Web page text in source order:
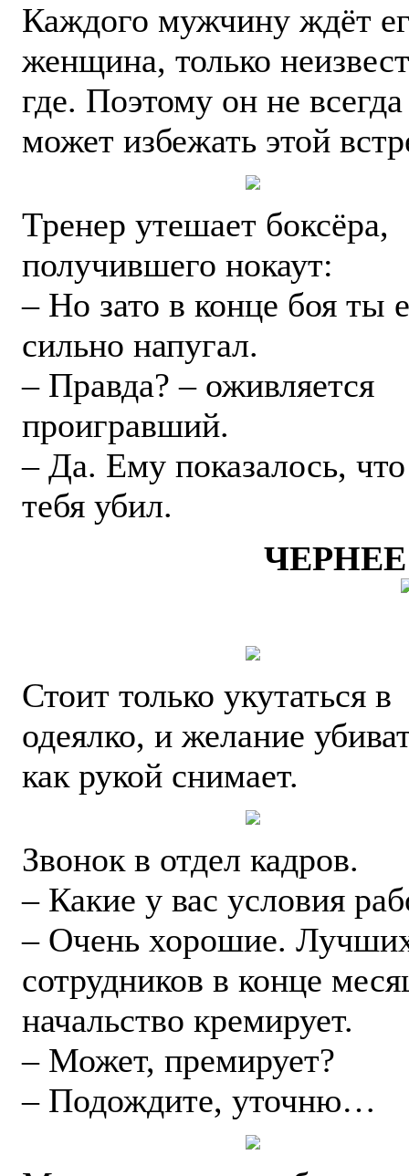
Каждого мужчину ждёт
женщина, только
где. Поэтому он не всегда
может избежать этой
Тренер утешает боксёра,
получившего нокаут:
– Но зато в конце боя ты
сильно напугал.
– Правда? – оживляется
проигравший.
– Да. Ему показалось,
тебя убил.
Стоит только укутаться в
одеялко, и желание
как рукой снимает.
Звонок в отдел кадров.
– Какие у вас условия
– Очень хорошие.
сотрудников в конце
начальство кремирует.
– Может, премирует?
– Подождите, уточню…